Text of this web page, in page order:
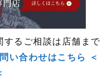
するご相談は店舗まで
い合わせはこちら ＜